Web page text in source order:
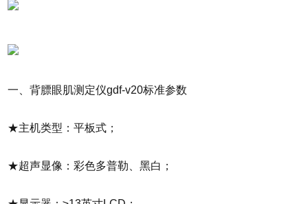
一、背膘眼肌测定仪gdf-v20标准参数
★主机类型：平板式；
★超声显像：彩色多普勒、黑白；